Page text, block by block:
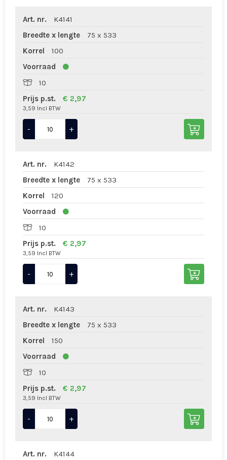
Art. nr.
K4141
Breedte x lengte
75 x 533
Korrel
100
Voorraad
10
Prijs p.st.
€ 2,97
3,59 Incl BTW
- +
Art. nr.
K4142
Breedte x lengte
75 x 533
Korrel
120
Voorraad
10
Prijs p.st.
€ 2,97
3,59 Incl BTW
- +
Art. nr.
K4143
Breedte x lengte
75 x 533
Korrel
150
Voorraad
10
Prijs p.st.
€ 2,97
3,59 Incl BTW
- +
Art. nr.
K4144